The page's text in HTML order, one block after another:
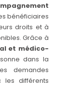
bénéficiaires
droits et à
Grâce à
et médico-
dans la
demandes
les différents